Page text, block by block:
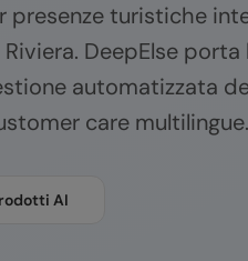
turistiche
DeepElse
automatizzata
care multilingue.
AI